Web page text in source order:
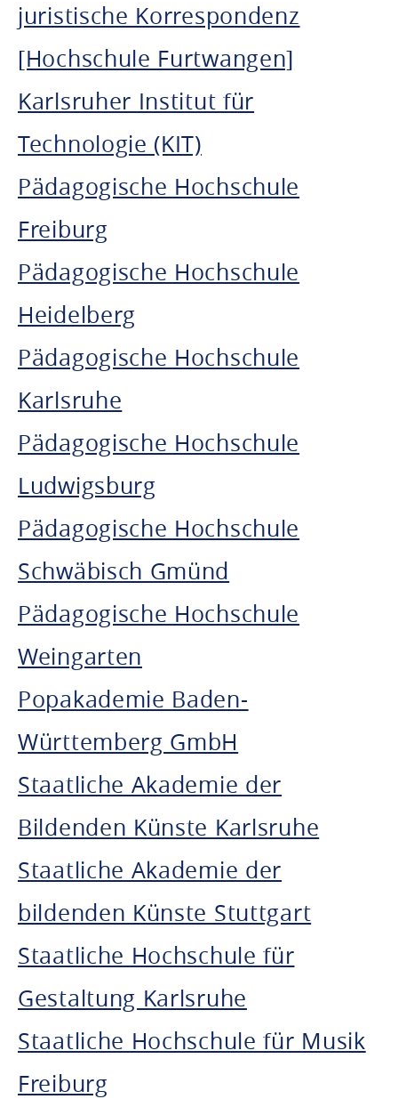
juristische Korrespondenz
[Hochschule Furtwangen]
Karlsruher Institut für
Technologie (KIT)
Pädagogische Hochschule
Freiburg
Pädagogische Hochschule
Heidelberg
Pädagogische Hochschule
Karlsruhe
Pädagogische Hochschule
Ludwigsburg
Pädagogische Hochschule
Schwäbisch Gmünd
Pädagogische Hochschule
Weingarten
Popakademie Baden-
Württemberg GmbH
Staatliche Akademie der
Bildenden Künste Karlsruhe
Staatliche Akademie der
bildenden Künste Stuttgart
Staatliche Hochschule für
Gestaltung Karlsruhe
Staatliche Hochschule für Musik
Freiburg